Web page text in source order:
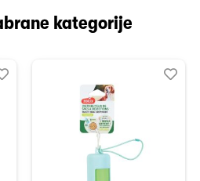
kategorije
Dodaj
Uporedi